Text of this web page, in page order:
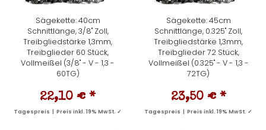
Sägekette: 40cm
Schnittlänge, 3/8" Zoll,
Treibgliedstärke 1,3mm,
Treibglieder 60 Stück,
Vollmeißel (3/8" - V - 1,3 -
60TG)
22,10 € *
Tagespreis | Preis inkl. 19% MwSt. ✓
Sägekette: 45cm
Schnittlänge, 0.325" Zoll,
Treibgliedstärke 1,3mm,
Treibglieder 72 Stück,
Vollmeißel (0.325" - V - 1,3 -
72TG)
23,50 € *
Tagespreis | Preis inkl. 19% MwSt. ✓